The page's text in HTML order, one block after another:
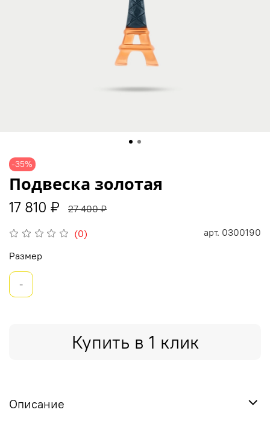
-35%
(0) арт. 0300190
Подвеска золотая
17 810 ₽ 27 400 ₽
Купить в 1 клик
Размер
-
Описание